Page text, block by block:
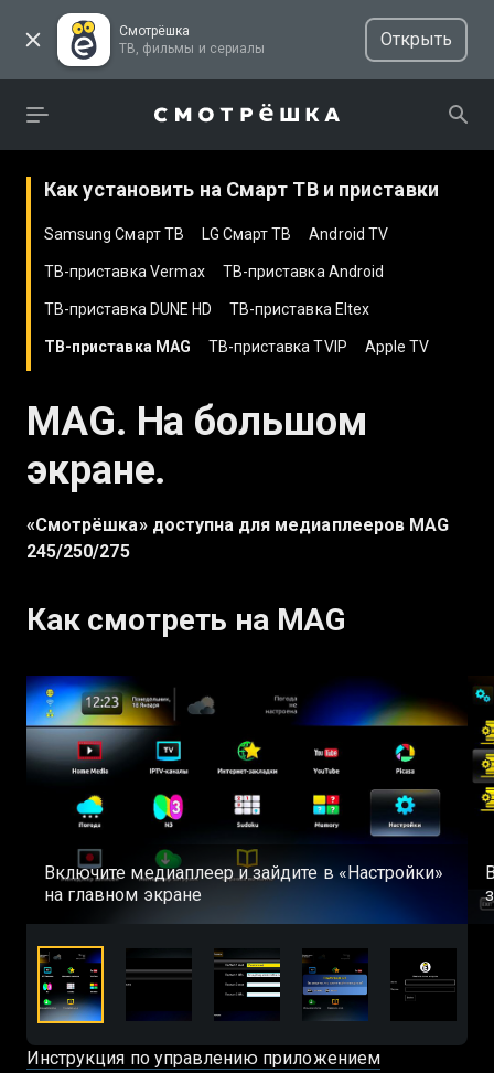
Смотрёшка
ТВ, фильмы и сериалы
Открыть
MAG. На большом
экране.
«Смотрёшка» доступна для медиаплееров MAG
245/250/275
Как смотреть на MAG
Включите медиаплеер и зайдите в «Настройки»
на главном экране
Инструкция по управлению приложением
Как установить на Смарт ТВ и приставки
Samsung Смарт ТВ LG Смарт ТВ Android TV
ТВ-приставка Vermax ТВ-приставка Android
ТВ-приставка DUNE HD ТВ-приставка Eltex
ТВ-приставка MAG ТВ-приставка TVIP Apple TV